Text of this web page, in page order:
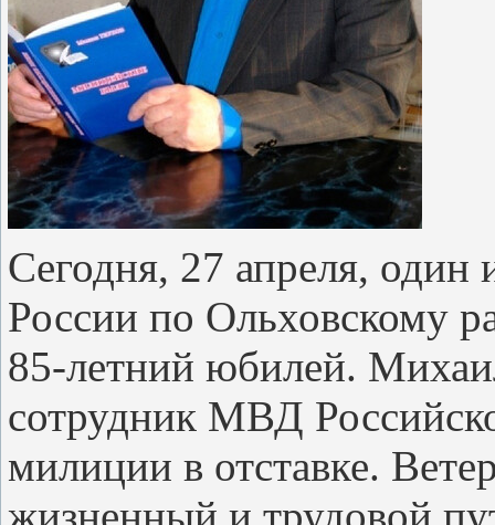
Сегодня, 27 апреля,
России по Ольховскому
85-летний юбилей.
сотрудник МВД
милиции в отставке.